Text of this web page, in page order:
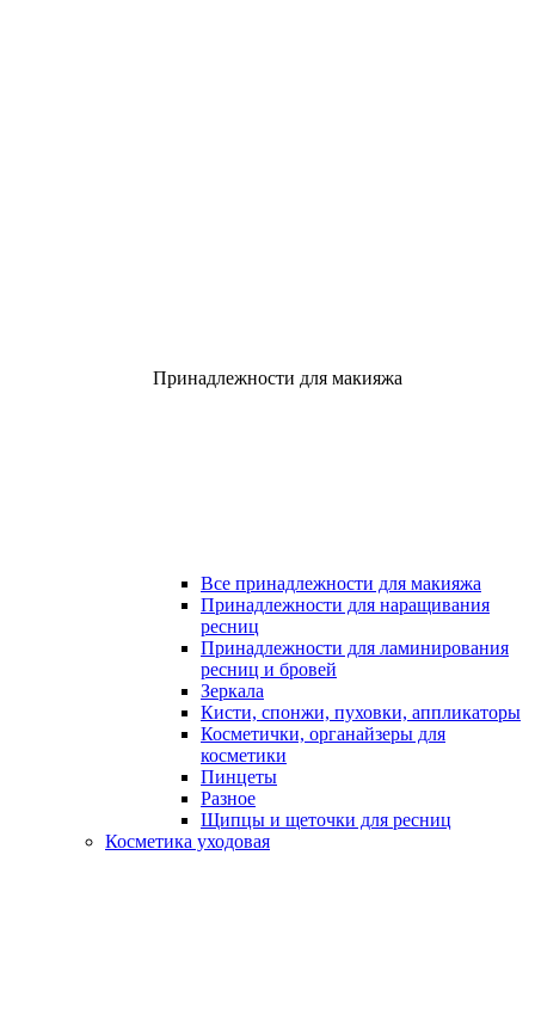
Принадлежности для макияжа
Все принадлежности для макияжа
Принадлежности для наращивания
ресниц
Принадлежности для ламинирования
ресниц и бровей
Зеркала
Кисти, спонжи, пуховки, аппликаторы
Косметички, органайзеры для
косметики
Пинцеты
Разное
Щипцы и щеточки для ресниц
Косметика уходовая